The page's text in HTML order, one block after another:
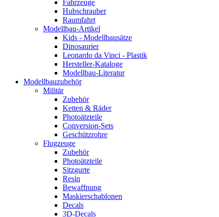
Fahrzeuge
Hubschrauber
Raumfahrt
Modellbau-Artikel
Kids - Modellbausätze
Dinosaurier
Leonardo da Vinci - Plastik
Hersteller-Kataloge
Modellbau-Literatur
Modellbauzubehör
Militär
Zubehör
Ketten & Räder
Photoätzteile
Conversion-Sets
Geschützrohre
Flugzeuge
Zubehör
Photoätzteile
Sitzgurte
Resin
Bewaffnung
Maskierschablonen
Decals
3D-Decals